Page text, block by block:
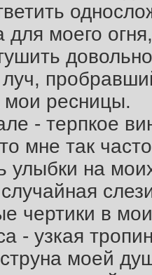
для моего огня,
ресницы.
- терпкое
мне так
улыбки на
чертики в
- узкая
моей